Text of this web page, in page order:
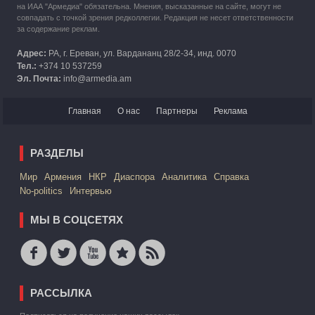
на ИАА "Армедиа" обязательна. Мнения, высказанные на сайте, могут не
совпадать с точкой зрения редколлегии. Редакция не несет ответственности
за содержание реклам.
Адрес: РА, г. Ереван, ул. Вардананц 28/2-34, инд. 0070
Тел.: +374 10 537259
Эл. Почта: info@armedia.am
Главная О нас Партнеры Реклама
РАЗДЕЛЫ
Mир Армения НКР Диаспора Аналитика
Справка
No-politics
Интервью
МЫ В СОЦСЕТЯХ
РАССЫЛКА